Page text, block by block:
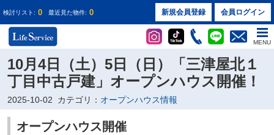
検討リスト: 0 最近見た物件: 0 新規会員登録 会員ログイン
MENU
10月4日（土）5日（日）「三津屋北１
丁目中古戸建」オープンハウス開催！
2025-10-02 カテゴリ： オープンハウス情報
オープンハウス開催